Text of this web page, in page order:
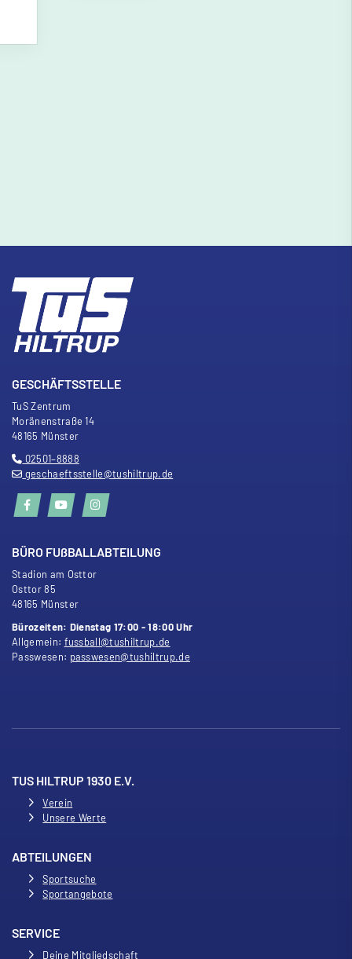
GESCHÄFTSSTELLE
TuS Zentrum
Moränenstraße 14
48165 Münster
02501–8888
geschaeftsstelle@tushiltrup.de
BÜRO FUßBALLABTEILUNG
Stadion am Osttor
Osttor 85
48165 Münster
Bürozeiten: Dienstag 17:00 - 18:00 Uhr
Allgemein: fussball@tushiltrup.de
Passwesen: passwesen@tushiltrup.de
TUS HILTRUP 1930 E.V.
Verein
Unsere Werte
ABTEILUNGEN
Sportsuche
Sportangebote
SERVICE
Deine Mitgliedschaft